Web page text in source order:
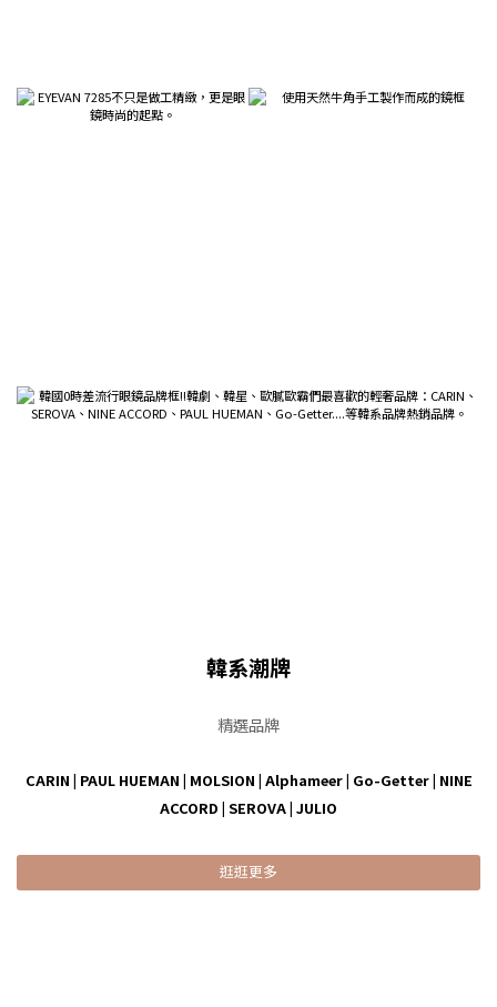
韓系潮牌
精選品牌
CARIN | PAUL HUEMAN | MOLSION | Alphameer| Go-Getter| NINE
ACCORD | SEROVA| JULIO
逛逛更多